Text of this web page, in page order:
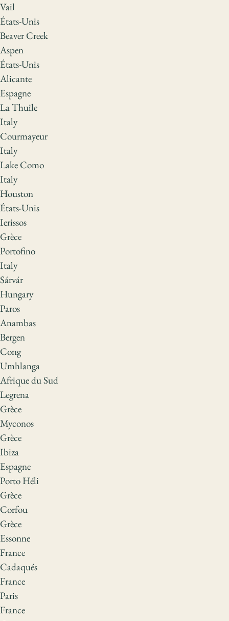
Vail
États-Unis
Beaver Creek
Aspen
États-Unis
Alicante
Espagne
La Thuile
Italy
Courmayeur
Italy
Lake Como
Italy
Houston
États-Unis
Ierissos
Grèce
Portofino
Italy
Sárvár
Hungary
Paros
Anambas
Bergen
Cong
Umhlanga
Afrique du Sud
Legrena
Grèce
Myconos
Grèce
Ibiza
Espagne
Porto Héli
Grèce
Corfou
Grèce
Essonne
France
Cadaqués
France
Paris
France